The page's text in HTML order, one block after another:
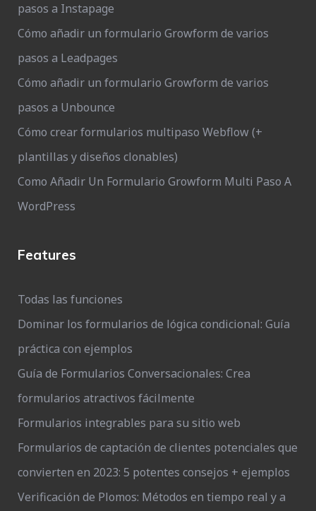
pasos a Instapage
Cómo añadir un formulario Growform de varios
pasos a Leadpages
Cómo añadir un formulario Growform de varios
pasos a Unbounce
Cómo crear formularios multipaso Webflow (+
plantillas y diseños clonables)
Como Añadir Un Formulario Growform Multi Paso A
WordPress
Features
Todas las funciones
Dominar los formularios de lógica condicional: Guía
práctica con ejemplos
Guía de Formularios Conversacionales: Crea
formularios atractivos fácilmente
Formularios integrables para su sitio web
Formularios de captación de clientes potenciales que
convierten en 2023: 5 potentes consejos + ejemplos
Verificación de Plomos: Métodos en tiempo real y a